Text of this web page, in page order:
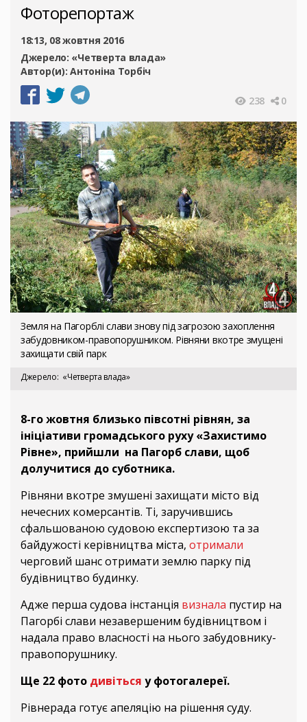
Фоторепортаж
18:13, 08 жовтня 2016
Джерело: «Четверта влада»
Автор(и):Антоніна Торбіч
238 0
Земля на Пагорблі слави знову під загрозою захоплення
забудовником-правопорушником. Рівняни вкотре змущені
захищати свій парк
Джерело «Четверта влада»
8-го жовтня близько півсотні рівнян, за
ініціативи громадського руху «Захистимо
Рівне», прийшли на Пагорб слави, щоб
долучитися до суботника.
Рівняни вкотре змушені захищати місто від
нечесних комерсантів. Ті, заручившись
сфальшованою судовою експертизою та за
байдужості керівництва міста, отримали
черговий шанс отримати землю парку під
будівництво будинку.
Адже перша судова інстанція визнала пустир на
Пагорбі слави незавершеним будівництвом і
надала право власності на нього забудовнику-
правопорушнику.
Ще 22 фото дивіться у фотогалереї.
Рівнерада готує апеляцію на рішення суду.